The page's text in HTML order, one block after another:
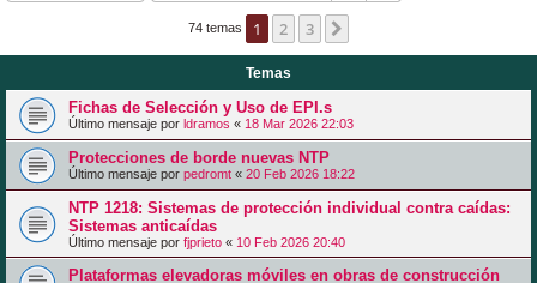
74 temas 1 2 3
Temas
Fichas de Selección y Uso de EPI.s
Último mensaje por ldramos « 18 Mar 2026 22:03
Protecciones de borde nuevas NTP
Último mensaje por pedromt « 20 Feb 2026 18:22
NTP 1218: Sistemas de protección individual contra caídas:
Sistemas anticaídas
Último mensaje por fjprieto « 10 Feb 2026 20:40
Plataformas elevadoras móviles en obras de construcción